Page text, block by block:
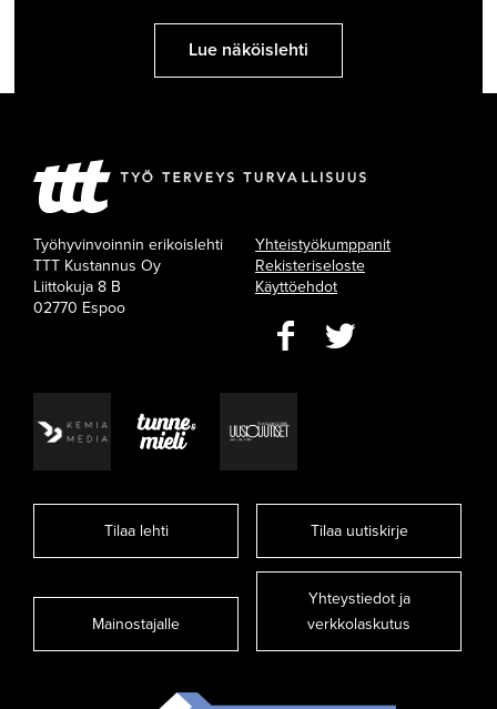
Lue näköislehti
Työhyvinvoinnin erikoislehti
TTT Kustannus Oy
Liittokuja 8 B
02770 Espoo
Yhteistyökumppanit
Rekisteriseloste
Käyttöehdot
Tilaa lehti Tilaa uutiskirje
Mainostajalle
Yhteystiedot ja
verkkolaskutus